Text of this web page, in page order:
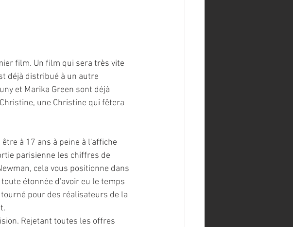
film. Un film qui sera très vite
déjà distribué à un autre
et Marika Green sont déjà
une Christine qui fêtera
à 17 ans à peine à l'affiche
parisienne les chiffres de
cela vous positionne dans
étonnée d'avoir eu le temps
pour des réalisateurs de la
Rejetant toutes les offres